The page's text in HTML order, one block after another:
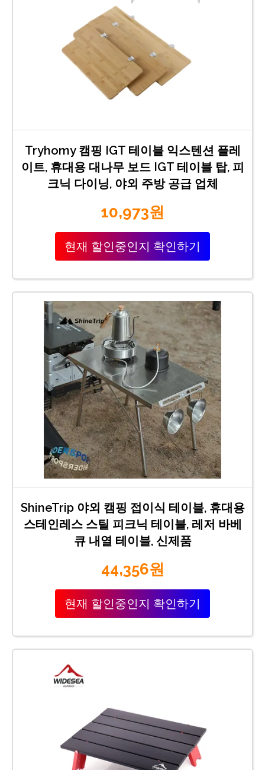
Tryhomy 캠핑 IGT 테이블 익스텐션 플레
이트, 휴대용 대나무 보드 IGT 테이블 탑, 피
크닉 다이닝, 야외 주방 공급 업체
10,973원
현재 할인중인지 확인하기
ShineTrip 야외 캠핑 접이식 테이블, 휴대용
스테인레스 스틸 피크닉 테이블, 레저 바베
큐 내열 테이블, 신제품
44,356원
현재 할인중인지 확인하기